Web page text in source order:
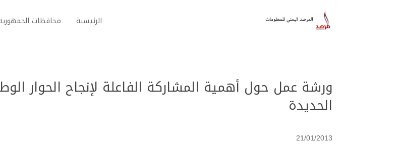
الرئيسية محافظات
ورشة عمل حول أهمية المشاركة الفاعلة لإنجاح الحوار
الحديدة
21/01/2013